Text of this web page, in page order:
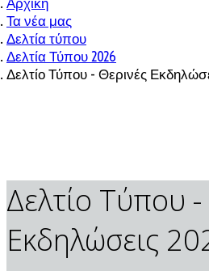
Τα νέα μας
Δελτία τύπου
Δελτία Τύπου 2026
Δελτίο Τύπου - Θερινές
Δελτίο Τύπου -
Εκδηλώσεις